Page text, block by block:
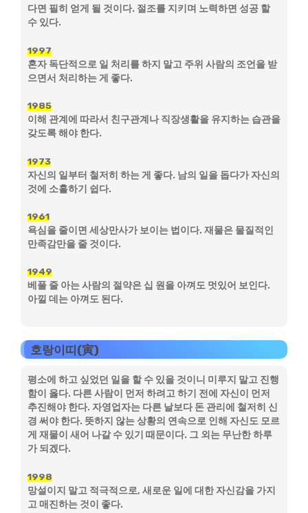
다면 필히 얻게 될 것이다. 절조를 지키며 노력하면 성공 할
수 있다.
1997
혼자 독단적으로 일 처리를 하지 말고 주위 사람의 조언을 받
으면서 처리하는 게 좋다.
1985
이해 관계에 따라서 친구관계나 직장생활을 유지하는 습관을
갖도록 해야 한다.
1973
자신의 일부터 철저히 하는 게 좋다. 남의 일을 돕다가 자신의
것에 소홀하기 쉽다.
1961
욕심을 줄이면 세상만사가 보이는 법이다. 재물은 물질적인
만족감만을 줄 것이다.
1949
베풀 줄 아는 사람의 절약은 십 원을 아껴도 멋있어 보인다.
아낄 데는 아껴도 된다.
호랑이띠(寅)
평소에 하고 싶었던 일을 할 수 있을 것이니 미루지 말고 진행
함이 옳다. 다른 사람이 먼저 하려고 하기 전에 자신이 먼저
추진해야 한다. 자영업자는 다른 날보다 돈 관리에 철저히 신
경 써야 한다. 뜻하지 않는 상황의 연속으로 인해 자신도 모르
게 재물이 새어 나갈 수 있기 때문이다. 그 외는 무난한 하루
가 되겠다.
1998
망설이지 말고 적극적으로, 새로운 일에 대한 자신감을 가지
고 매진하는 것이 좋다.